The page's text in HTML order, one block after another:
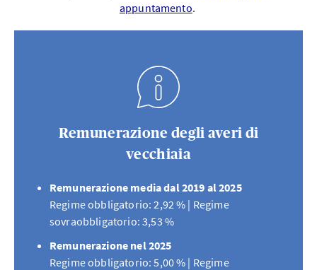
appuntamento.
Remunerazione degli averi di
vecchiaia
Remunerazione media dal 2019 al 2025
Regime obbligatorio: 2,92 % | Regime
sovraobbligatorio: 3,53 %
Remunerazione nel 2025
Regime obbligatorio: 5,00 % | Regime